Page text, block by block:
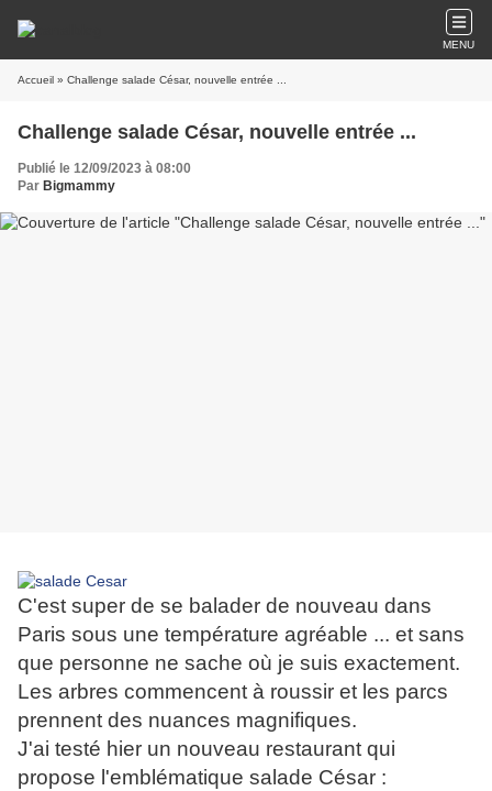
MENU
Accueil » Challenge salade César, nouvelle entrée ...
Challenge salade César, nouvelle entrée ...
Publié le 12/09/2023 à 08:00
Par Bigmammy
C'est super de se balader de nouveau dans
Paris sous une température agréable ... et sans
que personne ne sache où je suis exactement.
Les arbres commencent à roussir et les parcs
prennent des nuances magnifiques.
J'ai testé hier un nouveau restaurant qui
propose l'emblématique salade César :